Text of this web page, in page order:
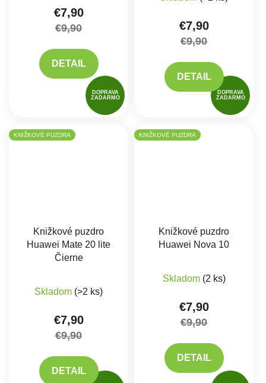
DOPRAVA
ZADARMO
€7,90
€9,90
DETAIL
DOPRAVA
ZADARMO
€7,90
€9,90
DETAIL
KNIŽKOVÉ PUZDRA
Knižkové puzdro
Huawei Mate 20 lite
Čierne
Priemerné hodnotenie produktu je 5,0 z 5
Skladom (>2 ks)
€7,90
€9,90
DETAIL
KNIŽKOVÉ PUZDRA
Knižkové puzdro
Huawei Nova 10
Skladom (2 ks)
€7,90
€9,90
DETAIL